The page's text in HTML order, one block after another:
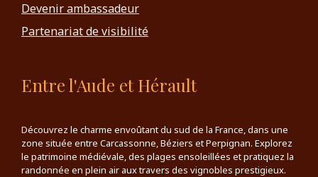
Devenir ambassadeur
Partenariat de visibilité
Entre l'Aude et Hérault
Découvrez le charme envoûtant du sud de la France, dans une
zone située entre Carcassonne, Béziers et Perpignan. Explorez
le patrimoine médiévale, des plages ensoleillées et pratiquez la
randonnée en plein air aux travers des vignobles prestigieux.